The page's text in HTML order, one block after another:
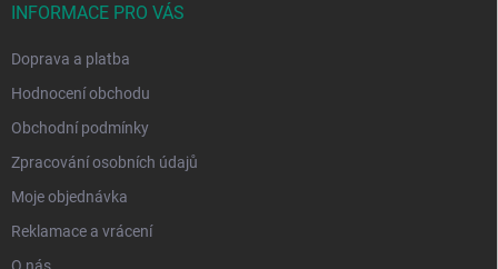
INFORMACE PRO VÁS
Doprava a platba
Hodnocení obchodu
Obchodní podmínky
Zpracování osobních údajů
Moje objednávka
Reklamace a vrácení